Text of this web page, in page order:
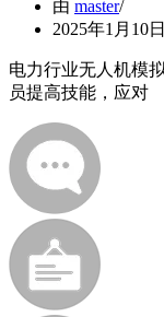
由 master
2025年1月10日
电力行业无人机模
员提高技能，应对